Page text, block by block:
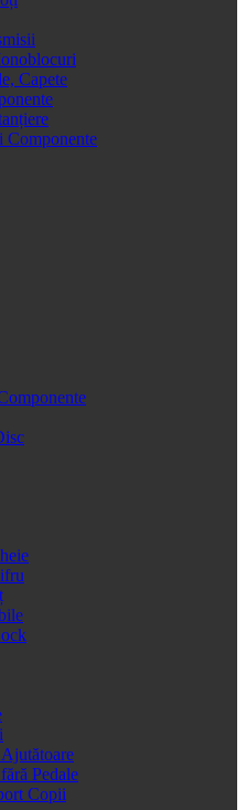
Capete
Componente
Pedale
Copii